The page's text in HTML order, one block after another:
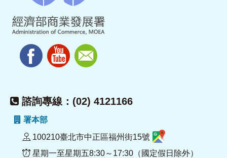
諮詢專線：(02) 4121166
署本部
100210臺北市中正區福州街15號
星期一至星期五8:30～17:30（國定假日除外）